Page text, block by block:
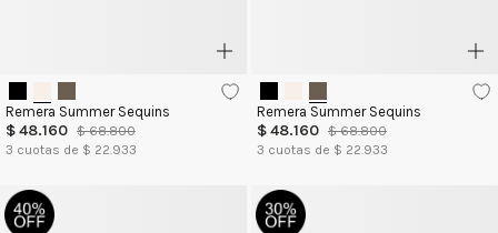
Remera Summer Sequins
$48.160 $ 68.800
3 cuotas de $ 22.933
Remera Summer Sequins
$48.160 $ 68.800
3 cuotas de $ 22.933